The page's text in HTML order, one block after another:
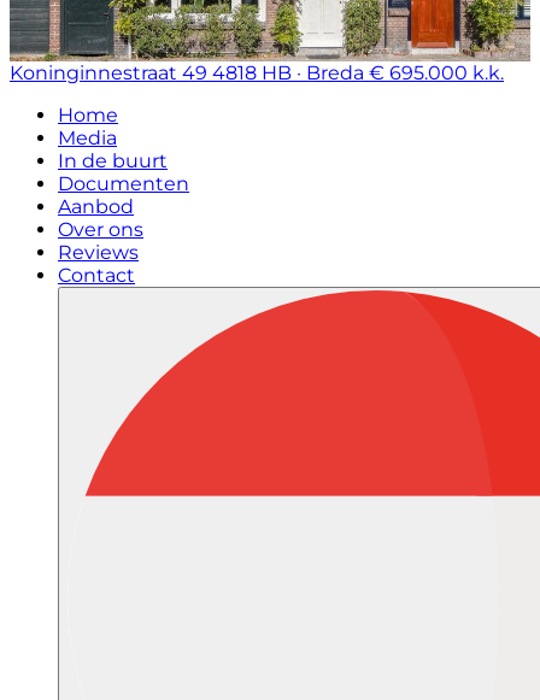
Koninginnestraat 49 4818 HB · Breda € 695.000 k.k.
Home
Media
In de buurt
Documenten
Aanbod
Over ons
Reviews
Contact